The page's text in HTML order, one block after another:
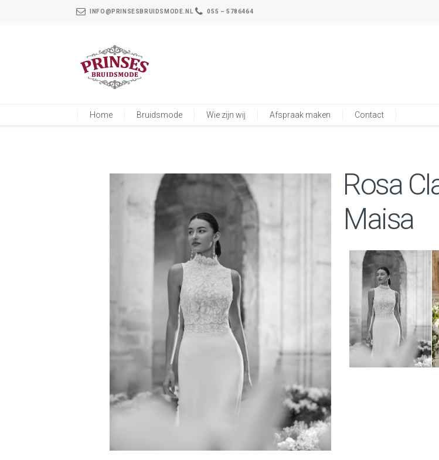
INFO@PRINSESBRUIDSMODE.NL 055 – 5786464
Home Bruidsmode Wie zijn wij Afspraak maken Contact
Rosa
Maisa